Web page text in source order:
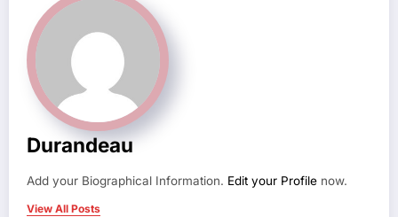
Durandeau
Add your Biographical Information. Edit your Profile now.
View All Posts